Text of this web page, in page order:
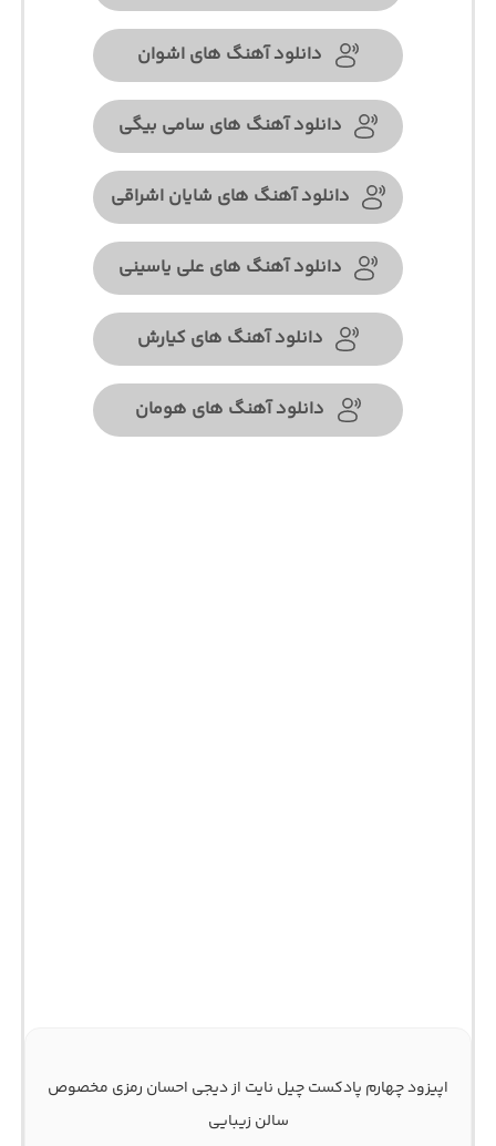
دانلود آهنگ های اشوان
دانلود آهنگ های سامی بیگی
دانلود آهنگ های شایان اشراقی
دانلود آهنگ های علی یاسینی
دانلود آهنگ های کیارش
دانلود آهنگ های هومان
اپیزود چهارم پادکست چیل نایت از دیجی احسان رمزی مخصوص
سالن زیبایی